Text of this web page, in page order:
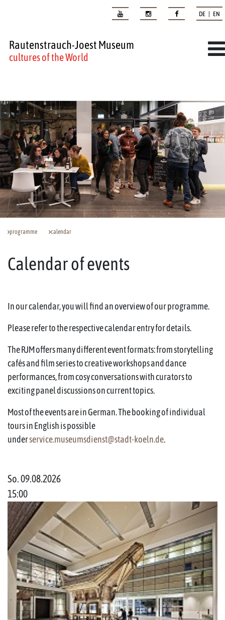
DE | EN
Rautenstrauch-Joest Museum
cultures of the World
programme calendar
Calendar of events
In our calendar, you will find an overview of our programme.
Please refer to the respective calendar entry for details.
The RJM offers many different event formats: from storytelling
cafés and film series to creative workshops and dance
performances, from cosy conversations with curators to
exciting panel discussions on current topics.
Most of the events are in German. The booking of individual
tours in English is possible
underservice.museumsdienst@stadt-koeln.de.
So. 09.08.2026
15:00